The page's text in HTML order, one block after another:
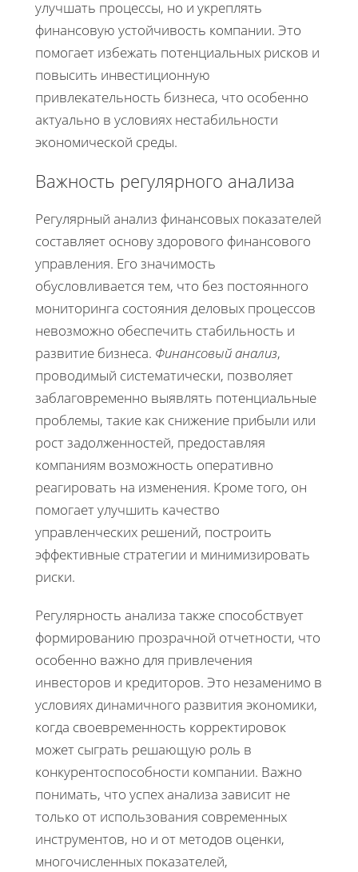
улучшать процессы, но и укреплять
финансовую устойчивость компании. Это
помогает избежать потенциальных рисков и
повысить инвестиционную
привлекательность бизнеса, что особенно
актуально в условиях нестабильности
экономической среды.
Важность регулярного анализа
Регулярный анализ финансовых показателей
составляет основу здорового финансового
управления. Его значимость
обусловливается тем, что без постоянного
мониторинга состояния деловых процессов
невозможно обеспечить стабильность и
развитие бизнеса. Финансовый анализ,
проводимый систематически, позволяет
заблаговременно выявлять потенциальные
проблемы, такие как снижение прибыли или
рост задолженностей, предоставляя
компаниям возможность оперативно
реагировать на изменения. Кроме того, он
помогает улучшить качество
управленческих решений, построить
эффективные стратегии и минимизировать
риски.
Регулярность анализа также способствует
формированию прозрачной отчетности, что
особенно важно для привлечения
инвесторов и кредиторов. Это незаменимо в
условиях динамичного развития экономики,
когда своевременность корректировок
может сыграть решающую роль в
конкурентоспособности компании. Важно
понимать, что успех анализа зависит не
только от использования современных
инструментов, но и от методов оценки,
многочисленных показателей,